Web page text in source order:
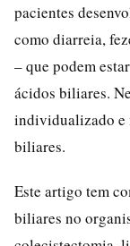
pacientes
como diarreia,
– que podem
ácidos biliares.
individualizado e
biliares.
Este artigo tem
biliares no